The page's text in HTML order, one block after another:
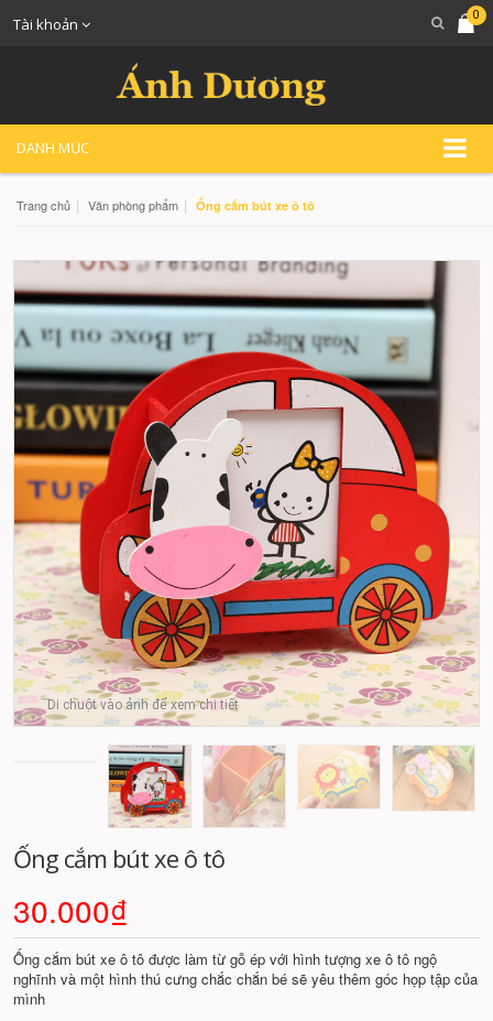
Tài khoản
0
DANH MỤC
Trang chủ | Văn phòng phẩm | Ống cắm bút xe ô tô
Di chuột vào ảnh để xem chi tiết
Ống cắm bút xe ô tô
30.000₫
Ống cắm bút xe ô tô được làm từ gỗ ép với hình tượng xe ô tô ngộ
nghĩnh và một hình thú cưng chắc chắn bé sẽ yêu thêm góc họp tập của
mình